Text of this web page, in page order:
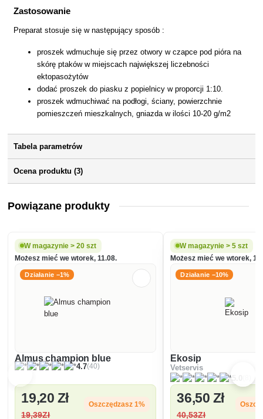
Zastosowanie
Preparat stosuje się w następujący sposób :
proszek wdmuchuje się przez otwory w czapce pod pióra na
skórę ptaków w miejscach największej liczebności
ektopasożytów
dodać proszek do piasku z popielnicy w proporcji 1:10.
proszek wdmuchiwać na podłogi, ściany, powierzchnie
pomieszczeń mieszkalnych, gniazda w ilości 10-20 g/m2
Tabela parametrów
Ocena produktu (3)
Powiązane produkty
W magazynie > 20 szt
Możesz mieć we wtorek, 11.08.
Działanie −1%
Almus champion blue
4.7(40)
19,20 Zł
19,39Zł
Oszczędzasz 1%
W magazynie > 5 szt
Możesz mieć we wtorek,
Działanie −10%
Ekosip
Vetservis
5.0
36,50 Zł
40,53Zł